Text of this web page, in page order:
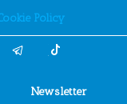
Policy
Newsletter
Policy